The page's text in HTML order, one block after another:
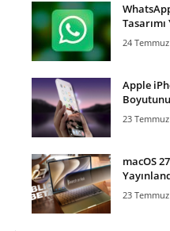
24
Apple
23
macOS
23